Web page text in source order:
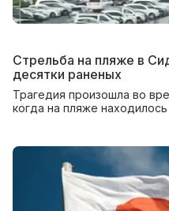
Стрельба на пляже в
десятки раненых
Трагедия произошла во
когда на пляже